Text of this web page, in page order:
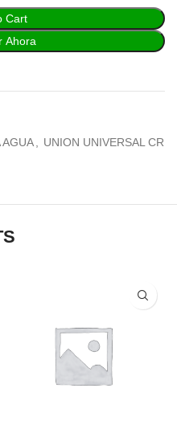
Cart
Ahora
AGUA UNION UNIVERSAL CR